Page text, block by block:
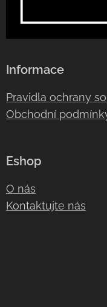
Informace
Pravidla ochrany
Obchodní
Eshop
O nás
Kontaktujte nás